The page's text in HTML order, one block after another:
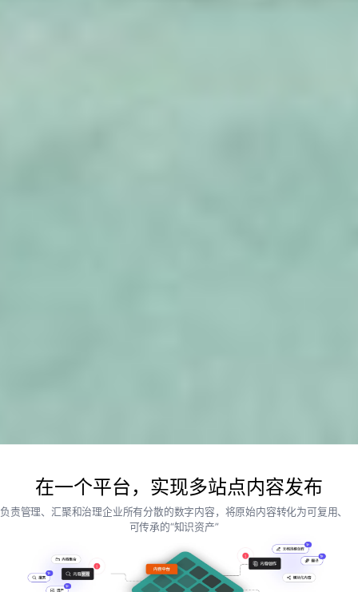
在一个平台，实现多站点内容发布
负责管理、汇聚和治理企业所有分散的数字内容，将原始内容转化为可复用、
可传承的“知识资产”